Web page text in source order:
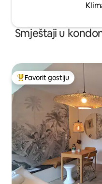
Smještaji u
Glavni favorit gostiju
Favorit gostiju